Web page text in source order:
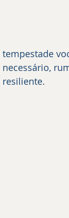
tempestade
necessário,
resiliente.